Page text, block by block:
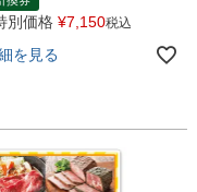
別価格 ¥7,150税込
を見る